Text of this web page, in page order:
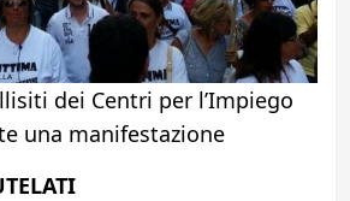
dei Centri per l’Impiego
una manifestazione